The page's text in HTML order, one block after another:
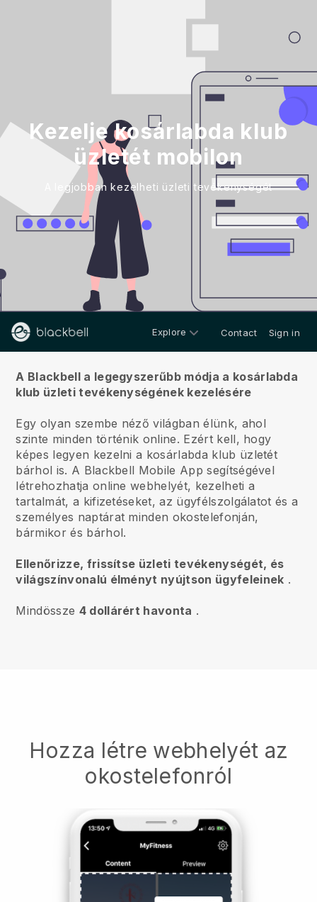
Kezelje kosárlabda klub
üzletét mobilon
A legjobban kezelheti üzleti tevékenységét
Explore Contact Sign in
A Blackbell a legegyszerűbb módja a kosárlabda
klub üzleti tevékenységének kezelésére
Egy olyan szembe néző világban élünk, ahol
szinte minden történik online. Ezért kell, hogy
képes legyen kezelni a kosárlabda klub üzletét
bárhol is. A Blackbell Mobile App segítségével
létrehozhatja online webhelyét, kezelheti a
tartalmát, a kifizetéseket, az ügyfélszolgálatot és a
személyes naptárat minden okostelefonján,
bármikor és bárhol.
Ellenőrizze, frissítse üzleti tevékenységét, és
világszínvonalú élményt nyújtson ügyfeleinek .
Mindössze 4 dollárért havonta .
Hozza létre webhelyét az
okostelefonról